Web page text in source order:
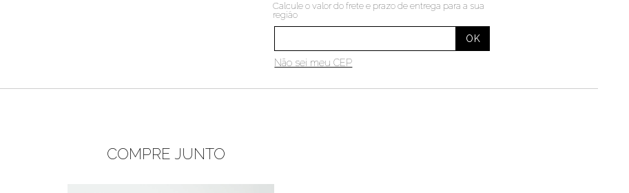
Calcule o valor do frete e prazo de entrega para a sua
região
Não sei meu CEP
COMPRE JUNTO